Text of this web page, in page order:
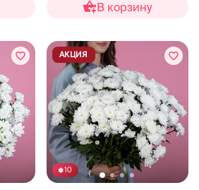
В корзину
10
АКЦИЯ